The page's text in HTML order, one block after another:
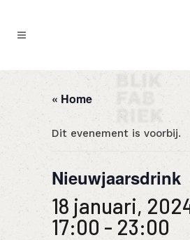
« Home
Dit evenement is voorbij.
Nieuwjaarsdrink
18 januari,
17:00 - 23:00